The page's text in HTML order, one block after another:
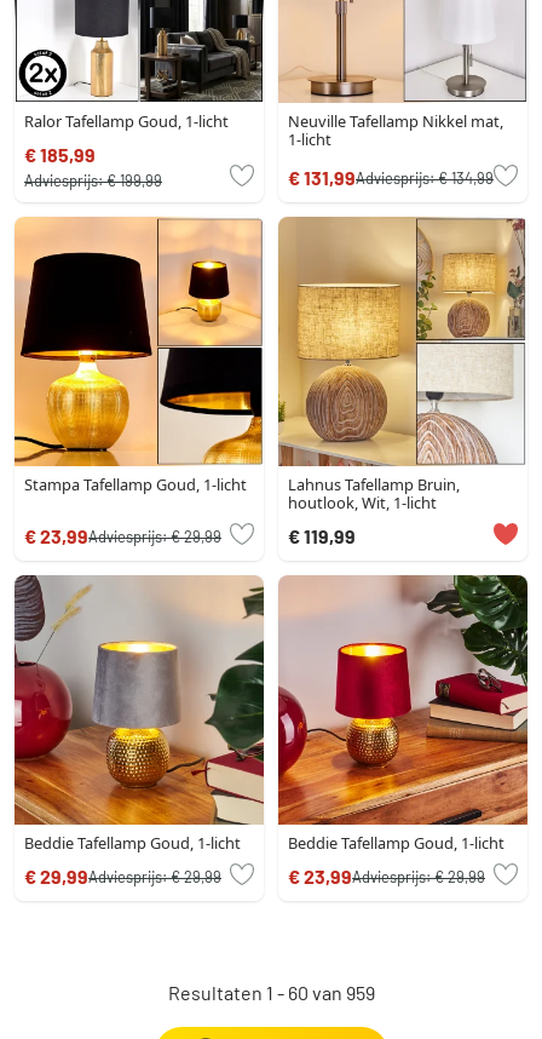
Ralor Tafellamp Goud, 1-licht
€ 185,99
Adviesprijs:€ 199,99
Neuville Tafellamp Nikkel mat,
1-licht
€ 131,99Adviesprijs:€ 134,99
Stampa Tafellamp Goud, 1-licht
€ 23,99Adviesprijs:€ 29,99
Lahnus Tafellamp Bruin,
houtlook, Wit, 1-licht
€ 119,99
Beddie Tafellamp Goud, 1-licht
€ 29,99Adviesprijs:€ 29,99
Beddie Tafellamp Goud, 1-licht
€ 23,99Adviesprijs:€ 29,99
Resultaten 1 - 60 van 959